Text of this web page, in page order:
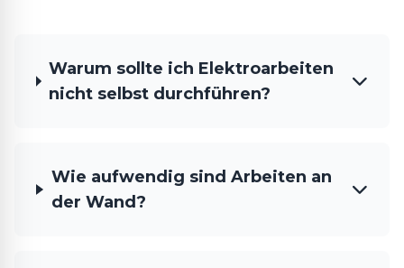
Warum sollte ich Elektroarbeiten
nicht selbst durchführen?
Wie aufwendig sind Arbeiten an
der Wand?